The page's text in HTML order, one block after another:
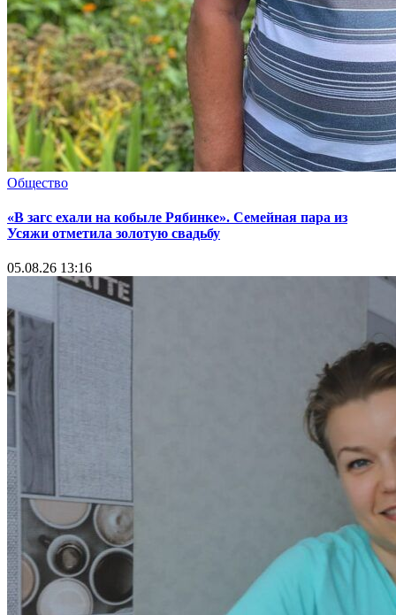
Общество
«В загс ехали на кобыле Рябинке». Семейная пара из
Усяжи отметила золотую свадьбу
05.08.26 13:16